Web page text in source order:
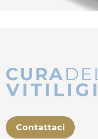
Contattaci